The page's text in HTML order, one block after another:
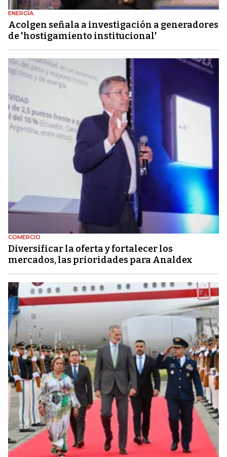
ENERGÍA
Acolgen señala a investigación a generadores
de 'hostigamiento institucional'
COMERCIO
Diversificar la oferta y fortalecer los
mercados, las prioridades para Analdex